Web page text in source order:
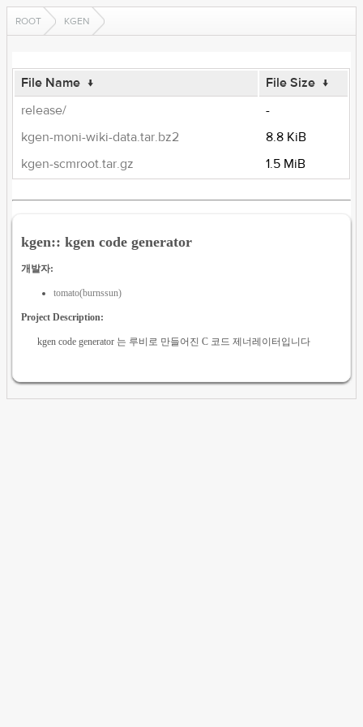
ROOT KGEN
File Name ↓ File Size ↓
release/
-
kgen-moni-wiki-data.tar.bz2
8.8 KiB
kgen-scmroot.tar.gz
1.5 MiB
kgen:: kgen code generator
개발자:
tomato(burnssun)
Project Description:
kgen code generator 는 루비로 만들어진 C 코드 제너레이터입니다